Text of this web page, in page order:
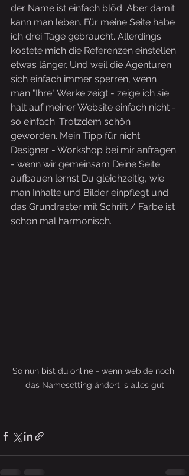
der Name ist einfach blöd. Aber damit
kann man leben. Für meine Seite habe
ich drei Tage gebraucht. Allerdings
kostete mich die Referenzen einstellen
etwas länger. Und weil die Agenturen
sich einfach immer sperren, wenn
man "Ihre" Werke zeigt - zeige ich sie
halt auf meiner Website einfach nicht -
so einfach. Trotzdem schön
geworden. Mein Tipp für nicht
Designer - Workshop bei mir anfragen
- wenn wir gemeinsam Deine Seite
aufbauen lernst Du gleichzeitig, wie
man Inhalte und Bilder einpflegt und
das Grundraster mit Schrift / Farbe ist
schon mal harmonisch.
So nun bist du online - wenn web.de noch
das Namesetting ändert is alles gut